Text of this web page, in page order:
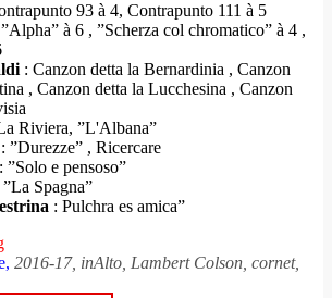
93 à 4, Contrapunto 111 à 5
à 6 , ”Scherza col chromatico” à 4 ,
: Canzon detta la Bernardinia , Canzon
, Canzon detta la Lucchesina , Canzon
Riviera, ”L'Albana”
: ”Durezze” , Ricercare
: ”Solo e pensoso”
”La Spagna”
: Pulchra es amica”
2016-17, inAlto, Lambert Colson, cornet,